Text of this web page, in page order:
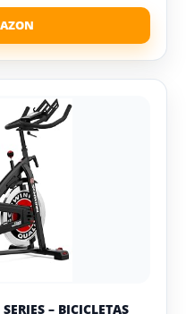
– BICICLETAS